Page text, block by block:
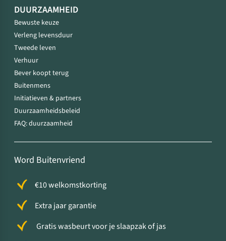
DUURZAAMHEID
Bewuste keuze
Verleng levensduur
Tweede leven
Verhuur
Bever koopt terug
Buitenmens
Initiatieven & partners
Duurzaamheidsbeleid
FAQ: duurzaamheid
Word Buitenvriend
€10 welkomstkorting
Extra jaar garantie
Gratis wasbeurt voor je slaapzak of jas